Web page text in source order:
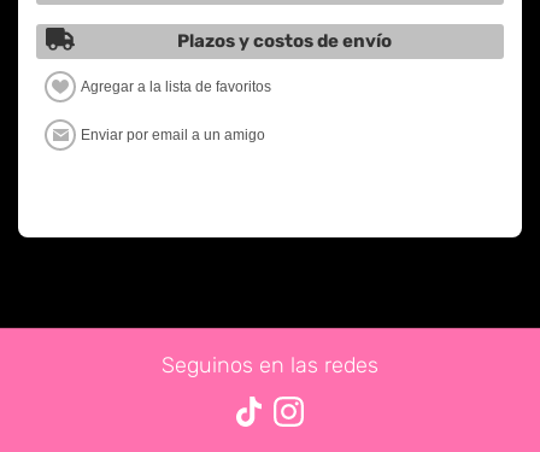
Plazos y costos de envío
Seguinos en las redes